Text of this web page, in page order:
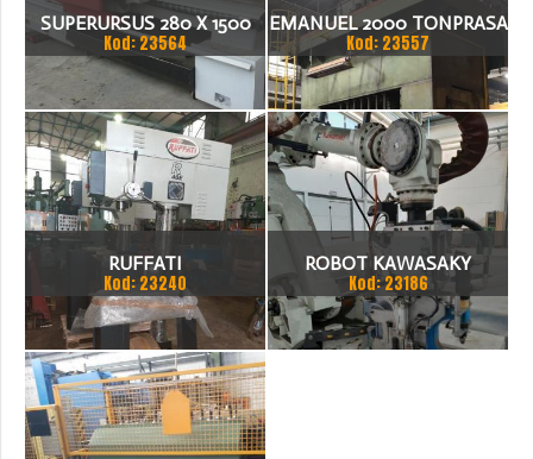
SUPERURSUS 280 X 1500
TOKARKA
Kod: 23564
EMANUEL 2000 TONPRASA
HYDRAULICZNA 3200 X
2000
Kod: 23557
RUFFATI
Kod: 23240
ROBOT KAWASAKY
Kod: 23186